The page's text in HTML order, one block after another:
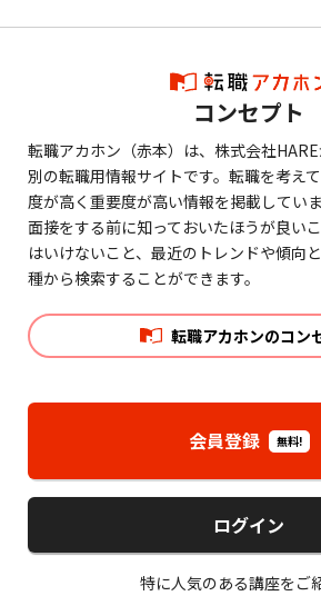
コンセプト
転職アカホン（赤本）は、株式会社
別の転職用情報サイトです。転職を考え
度が高く重要度が高い情報を掲載していま
面接をする前に知っておいたほうが良い
はいけないこと、最近のトレンドや傾向
種から検索することができます。
転職アカホンのコン
会員登録 無料!
ログイン
特に人気のある講座をご